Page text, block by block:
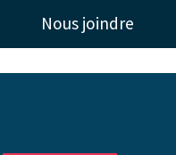
Nous joindre